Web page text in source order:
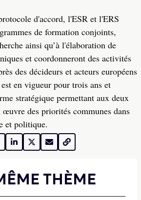
d'accord, l'ESR et l'ERS
de formation conjoints,
ainsi qu’à l'élaboration de
et coordonneront des activités
des décideurs et acteurs européens
en vigueur pour trois ans et
stratégique permettant aux deux
œuvre des priorités communes dans
et politique.
THÈME